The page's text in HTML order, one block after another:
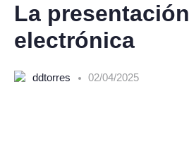
La presentación
electrónica
ddtorres 02/04/2025